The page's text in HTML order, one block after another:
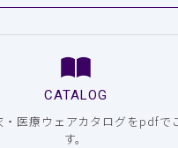
CATALOG
医療ウェアカタログをpdfで
す。